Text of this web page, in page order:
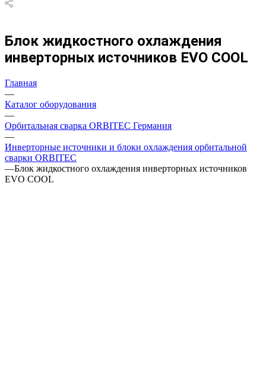
Блок жидкостного охлаждения
инверторных источников EVO COOL
Главная
—
Каталог оборудования
—
Орбитальная сварка ORBITEC Германия
—
Инверторные источники и блоки охлаждения орбитальной
сварки ORBITEC
—Блок жидкостного охлаждения инверторных источников
EVO COOL